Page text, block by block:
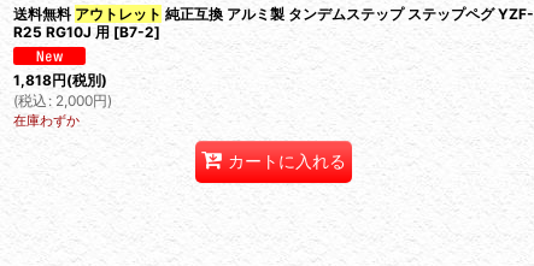
送料無料 アウトレット 純正互換 アルミ製 タンデムステップ ステップペグ YZF-
R25 RG10J 用 [B7-2]
1,818円(税別)
(税込 : 2,000円)
在庫わずか
カートに入れる